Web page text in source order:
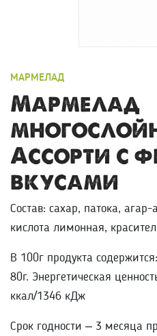
МАРМЕЛАД
Мармелад
Ассорти с
вкусами
Состав: сахар, патока,
кислота лимонная,
В 100г продукта
80г. Энергетическая
ккал/1346 кДж
Срок годности – 3 месяца